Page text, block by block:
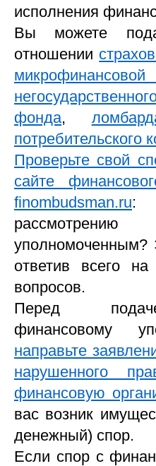
исполнения
Вы можете
отношении
фонда,
потребительского
Проверьте свой
сайте
finombudsman.ru:
уполномоченным?
ответив всего на
вопросов.
Перед
финансовому
направьте
нарушенного
финансовую
вас возник
денежный) спор.
Если спор с